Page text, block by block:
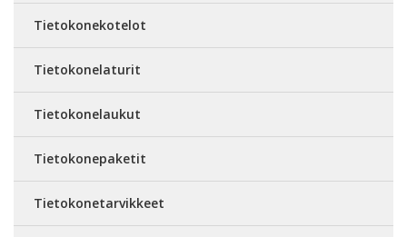
Tietokonekotelot
Tietokonelaturit
Tietokonelaukut
Tietokonepaketit
Tietokonetarvikkeet